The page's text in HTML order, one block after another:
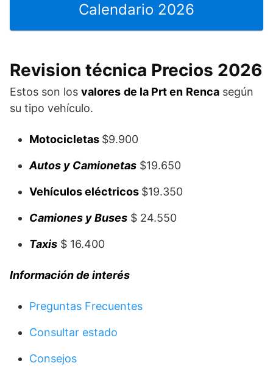
Calendario 2026
Revision técnica Precios 2026
Estos son los valores de la Prt en Renca según
su tipo vehículo.
Motocicletas $9.900
Autos y Camionetas $19.650
Vehículos eléctricos $19.350
Camiones y Buses $ 24.550
Taxis $ 16.400
Informaciónde interés
Preguntas Frecuentes
Consultar estado
Consejos